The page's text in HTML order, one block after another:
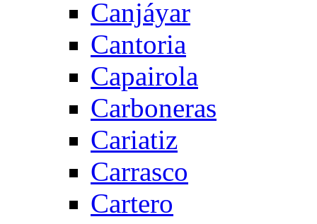
Canjáyar
Cantoria
Capairola
Carboneras
Cariatiz
Carrasco
Cartero